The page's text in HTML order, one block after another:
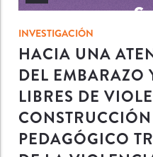
INVESTIGACIÓN
HACIA UNA
DEL EMBARAZO
LIBRES DE
PEDAGÓGICO